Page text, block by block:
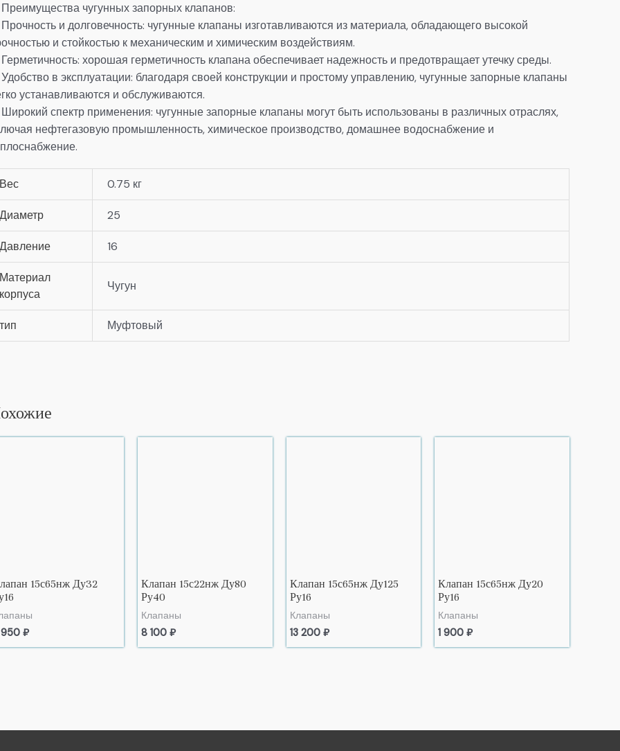
чугунных запорных клапанов:
и долговечность: чугунные клапаны изготавливаются из материала, обладающего высокой
и стойкостью к механическим и химическим воздействиям.
хорошая герметичность клапана обеспечивает надежность и предотвращает утечку среды.
в эксплуатации: благодаря своей конструкции и простому управлению, чугунные запорные клапаны
устанавливаются и обслуживаются.
спектр применения: чугунные запорные клапаны могут быть использованы в различных отраслях,
нефтегазовую промышленность, химическое производство, домашнее водоснабжение и
Вес 0.75 кг
Диаметр 25
Давление 16
Материал
корпуса
Чугун
тип Муфтовый
15с65нж Ду32
₽
Клапан 15с22нж Ду80
Ру40
Клапаны
8 100 ₽
Клапан 15с65нж Ду125
Ру16
Клапаны
13 200 ₽
Клапан 15с65нж Ду20
Ру16
Клапаны
1 900₽